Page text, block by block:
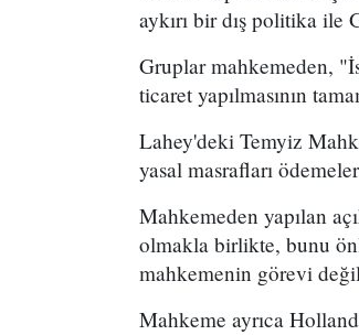
aykırı bir dış politika ile
Gruplar mahkemeden,
ticaret yapılmasının
Lahey'deki Temyiz
yasal masrafları
Mahkemeden yapılan
olmakla birlikte, bunu
mahkemenin görevi
Mahkeme ayrıca